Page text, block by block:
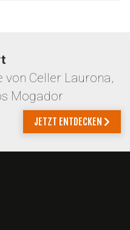
von Celler Laurona,
Mogador
JETZT ENTDECKEN